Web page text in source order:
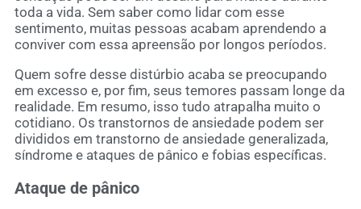
toda a vida. Sem saber como lidar com esse
sentimento, muitas pessoas acabam aprendendo a
conviver com essa apreensão por longos períodos.
Quem sofre desse distúrbio acaba se preocupando
em excesso e, por fim, seus temores passam longe da
realidade. Em resumo, isso tudo atrapalha muito o
cotidiano. Os transtornos de ansiedade podem ser
divididos em transtorno de ansiedade generalizada,
síndrome e ataques de pânico e fobias específicas.
Ataque de pânico